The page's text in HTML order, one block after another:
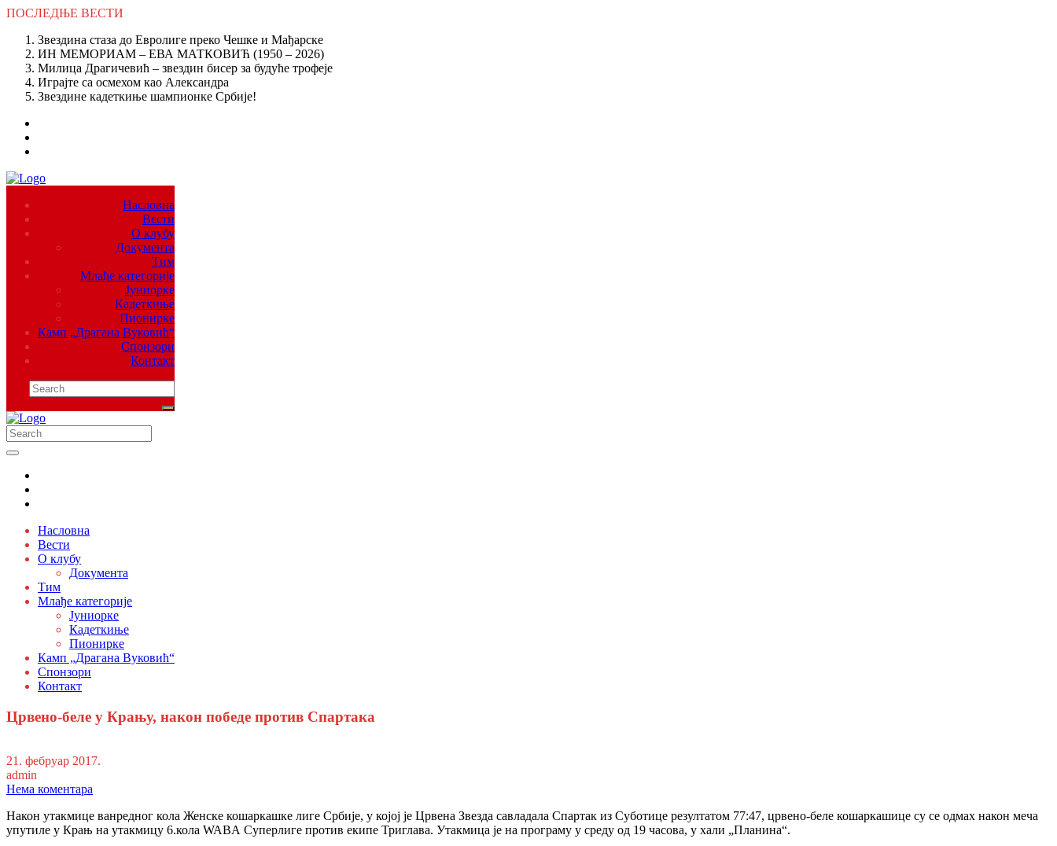
ПОСЛЕДЊЕ ВЕСТИ
Звездина стаза до Евролиге преко Чешке и Мађарске
ИН МЕМОРИАМ – ЕВА МАТКОВИЋ (1950 – 2026)
Милица Драгичевић – звездин бисер за будуће трофеје
Играјте са осмехом као Александра
Звездине кадеткиње шампионке Србије!
Насловна
Вести
О клубу
Документа
Тим
Млађе категорије
Јуниорке
Кадеткиње
Пионирке
Камп „Драгана Вуковић“
Спонзори
Контакт
Насловна
Вести
О клубу
Документа
Тим
Млађе категорије
Јуниорке
Кадеткиње
Пионирке
Камп „Драгана Вуковић“
Спонзори
Контакт
Црвено-беле у Крању, након победе против Спартака
21. фебруар 2017.
admin
Нема коментара
Након утакмице ванредног кола Женске кошаркашке лиге Србије, у којој је Црвена Звезда савладала Спартак из Суботице резултатом 77:47, црвено-беле кошаркашице су се одмах након меча
упутиле у Крањ на утакмицу 6.кола WABA Суперлиге против екипе Триглава. Утакмица је на програму у среду од 19 часова, у хали „Планина“.